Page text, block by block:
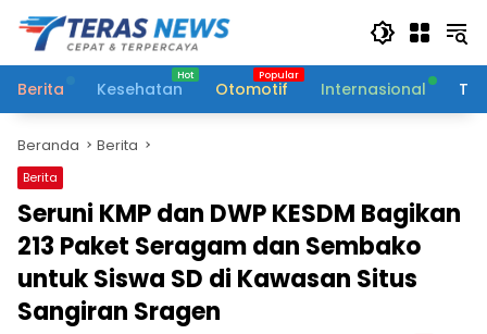
Langsung
konten
Berita
Kesehatan Otomotif Internasional
Beranda Berita
Berita
Seruni KMP dan DWP KESDM Bagikan
213 Paket Seragam dan Sembako
untuk Siswa SD di Kawasan Situs
Sangiran Sragen